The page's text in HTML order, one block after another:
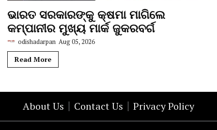
ଭାରତ ସରକାରଙ୍କୁ କ୍ଷମା ମାଗିଲେ
କମ୍ପାନୀର ମୁଖ୍ୟ ମାର୍କ ଜୁକରବର୍ଗ
odishadarpan Aug 05, 2026
Read More
About Us Contact Us Privacy Policy